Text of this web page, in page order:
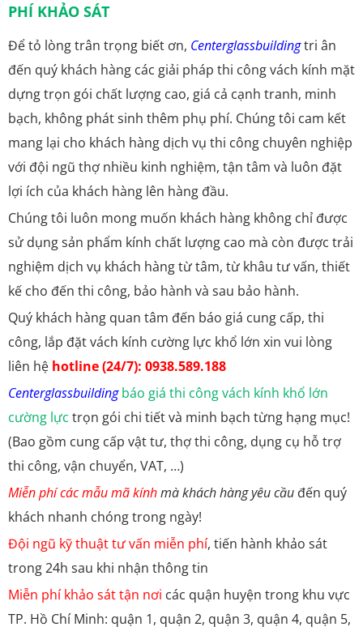
PHÍ KHẢO SÁT
Để tỏ lòng trân trọng biết ơn, Centerglassbuildingtri ân
đến quý khách hàng các giải pháp thi công vách kính mặt
dựng trọn gói chất lượng cao, giá cả cạnh tranh, minh
bạch, không phát sinh thêm phụ phí. Chúng tôi cam kết
mang lại cho khách hàng dịch vụ thi công chuyên nghiệp
với đội ngũ thợ nhiều kinh nghiệm, tận tâm và luôn đặt
lợi ích của khách hàng lên hàng đầu.
Chúng tôi luôn mong muốn khách hàng không chỉ được
sử dụng sản phẩm kính chất lượng cao mà còn được trải
nghiệm dịch vụ khách hàng từ tâm, từ khâu tư vấn, thiết
kế cho đến thi công, bảo hành và sau bảo hành.
Quý khách hàng quan tâm đến báo giá cung cấp, thi
công, lắp đặt vách kính cường lực khổ lớn xin vui lòng
liên hệ hotline (24/7): 0938.589.188
Centerglassbuilding báo giá thi công vách kính khổ lớn
cường lực trọn gói chi tiết và minh bạch từng hạng mục!
(Bao gồm cung cấp vật tư, thợ thi công, dụng cụ hỗ trợ
thi công, vận chuyển, VAT, …)
Miễn phí các mẫu mã kínhmà khách hàng yêu cầu đến quý
khách nhanh chóng trong ngày!
Đội ngũ kỹ thuật tư vấn miễn phí, tiến hành khảo sát
trong 24h sau khi nhận thông tin
Miễn phí khảo sát tận nơi các quận huyện trong khu vực
TP. Hồ Chí Minh: quận 1, quận 2, quận 3, quận 4, quận 5,